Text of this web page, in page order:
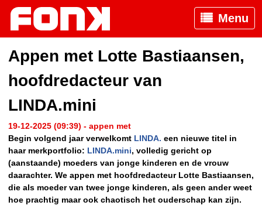
Menu
Appen met Lotte Bastiaansen,
hoofdredacteur van
LINDA.mini
19-12-2025 (09:39) - appen met
Begin volgend jaar verwelkomt LINDA. een nieuwe titel in
haar merkportfolio: LINDA.mini, volledig gericht op
(aanstaande) moeders van jonge kinderen en de vrouw
daarachter. We appen met hoofdredacteur Lotte Bastiaansen,
die als moeder van twee jonge kinderen, als geen ander weet
hoe prachtig maar ook chaotisch het ouderschap kan zijn.